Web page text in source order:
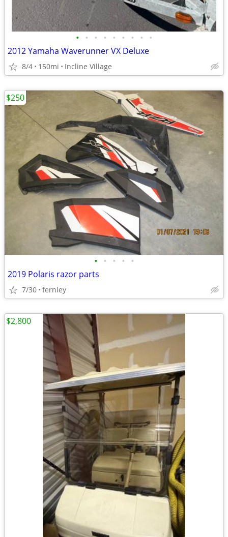
• • • • • • • • •
2012 Yamaha Waverunner VX Deluxe
8/4 150mi Incline Village
• • • • •
2019 Polaris razor parts
7/30 fernley
$250
$2,800